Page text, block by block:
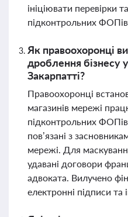
ініціювати перевірки
підконтрольних
Як правоохоронці
дроблення бізнесу
Закарпатті?
Правоохоронці
магазинів мережі
підконтрольних
пов’язані з
мережі. Для
удавані договори
адвоката. Вилучено
електронні підписи та